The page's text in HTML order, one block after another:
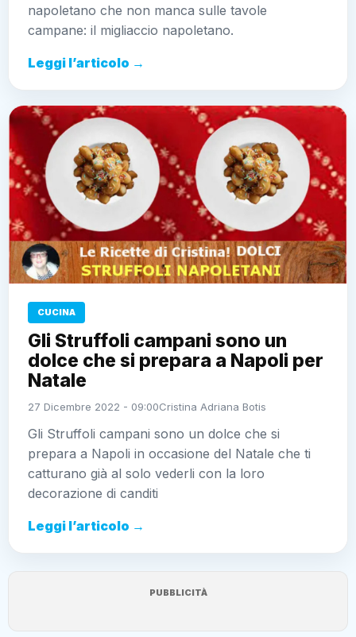
napoletano che non manca sulle tavole
campane: il migliaccio napoletano.
Leggi l’articolo →
CUCINA
Gli Struffoli campani sono un
dolce che si prepara a Napoli per
Natale
27 Dicembre 2022 - 09:00Cristina Adriana Botis
Gli Struffoli campani sono un dolce che si
prepara a Napoli in occasione del Natale che ti
catturano già al solo vederli con la loro
decorazione di canditi
Leggi l’articolo →
PUBBLICITÀ